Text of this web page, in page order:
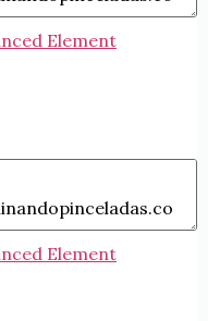
Element
Element